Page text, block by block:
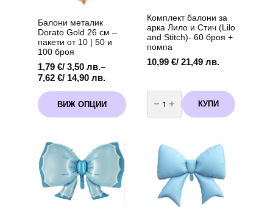
Балони металик
Dorato Gold 26 см –
пакети от 10 | 50 и
100 броя
1,79 €/ 3,50 лв.–
7,62 €/ 14,90 лв.
Price
1,79 €
/
3,50 лв.
7,62 €
14,90 лв.
ВИЖ ОПЦИИ
This
product
has
variants.
The
options
may
be
chosen
Комплект балони за
арка Лило и Стич (Lilo
and Stitch)- 60 броя +
помпа
10,99 €/ 21,49 лв.
количество
за
Комплект
балони
Стич
(Lilo
Stitch)-
броя
КУПИ